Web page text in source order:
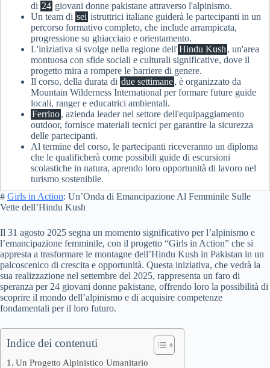
di 24 giovani donne pakistane attraverso l'alpinismo.
Un team di sei istruttrici italiane guiderà le partecipanti in un
percorso formativo completo, che include arrampicata,
progressione su ghiacciaio e orientamento.
L'iniziativa si svolge nella regione dell'Hindu Kush , un'area
montuosa con sfide sociali e culturali significative, dove il
progetto mira a rompere le barriere di genere.
Il corso, della durata di due settimane, è organizzato da
Mountain Wilderness International per formare future guide
locali, ranger e educatrici ambientali.
Ferrino, azienda leader nel settore dell'equipaggiamento
outdoor, fornisce materiali tecnici per garantire la sicurezza
delle partecipanti.
Al termine del corso, le partecipanti riceveranno un diploma
che le qualificherà come possibili guide di escursioni
scolastiche in natura, aprendo loro opportunità di lavoro nel
turismo sostenibile.
# Girls in Action: Un’Onda di Emancipazione Al Femminile Sulle
Vette dell’Hindu Kush
Il 31 agosto 2025 segna un momento significativo per l’alpinismo e
l’emancipazione femminile, con il progetto “Girls in Action” che si
appresta a trasformare le montagne dell’Hindu Kush in Pakistan in un
palcoscenico di crescita e opportunità. Questa iniziativa, che vedrà la
sua realizzazione nel settembre del 2025, rappresenta un faro di
speranza per 24 giovani donne pakistane, offrendo loro la possibilità di
scoprire il mondo dell’alpinismo e di acquisire competenze
fondamentali per il loro futuro.
Indice dei contenuti
Un Progetto Alpinistico Umanitario